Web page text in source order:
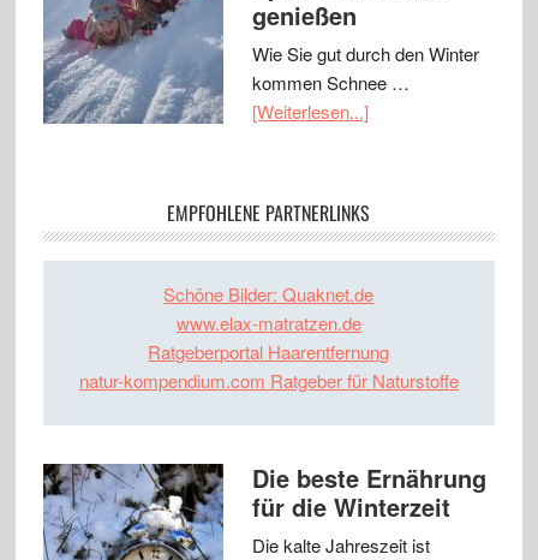
genießen
Wie Sie gut durch den Winter
kommen Schnee …
[Weiterlesen...]
EMPFOHLENE PARTNERLINKS
Schöne Bilder: Quaknet.de
www.elax-matratzen.de
Ratgeberportal Haarentfernung
natur-kompendium.com Ratgeber für Naturstoffe
Die beste Ernährung
für die Winterzeit
Die kalte Jahreszeit ist